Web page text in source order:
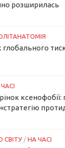
розширилась
глобального
ксенофобії:
СВІТУ / НА ЧАСІ